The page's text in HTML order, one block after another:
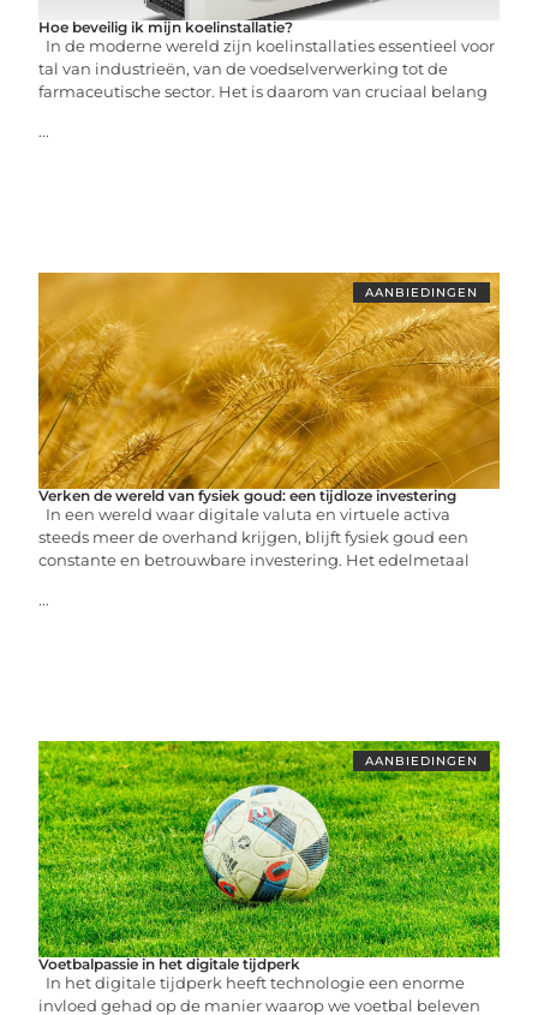
Hoe beveilig ik mijn koelinstallatie?
In de moderne wereld zijn koelinstallaties essentieel voor
tal van industrieën, van de voedselverwerking tot de
farmaceutische sector. Het is daarom van cruciaal belang
...
AANBIEDINGEN
Verken de wereld van fysiek goud: een tijdloze investering
In een wereld waar digitale valuta en virtuele activa
steeds meer de overhand krijgen, blijft fysiek goud een
constante en betrouwbare investering. Het edelmetaal
...
AANBIEDINGEN
Voetbalpassie in het digitale tijdperk
In het digitale tijdperk heeft technologie een enorme
invloed gehad op de manier waarop we voetbal beleven